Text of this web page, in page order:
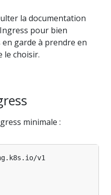
la documentation
pour bien
garde à prendre en
le choisir.
minimale :
v1